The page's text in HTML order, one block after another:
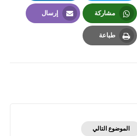
Twitter
LinkedIn
مشاركة
Whatsapp
إرسال
طباعة
الموضوع التالي